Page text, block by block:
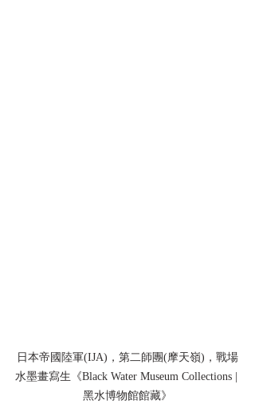
日本帝國陸軍(IJA)，第二師團(摩天嶺)，戰場
水墨畫寫生《Black Water Museum Collections |
黑水博物館館藏》